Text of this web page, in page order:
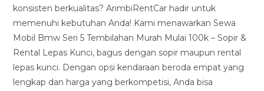
konsisten berkualitas? ArimbiRentCar hadir untuk
memenuhi kebutuhan Anda! Kami menawarkan Sewa
Mobil Bmw Seri 5 Tembilahan Murah Mulai 100k – Sopir &
Rental Lepas Kunci, bagus dengan sopir maupun rental
lepas kunci. Dengan opsi kendaraan beroda empat yang
lengkap dan harga yang berkompetisi, Anda bisa